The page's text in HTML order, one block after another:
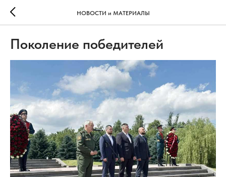
НОВОСТИ и МАТЕРИАЛЫ
Поколение победителей